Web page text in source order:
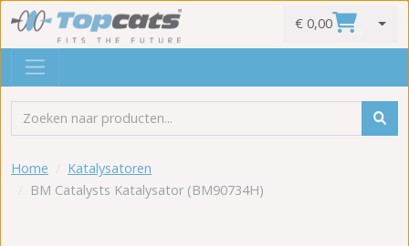
€ 0,00
Home
Katalysatoren
BM Catalysts Katalysator (BM90734H)